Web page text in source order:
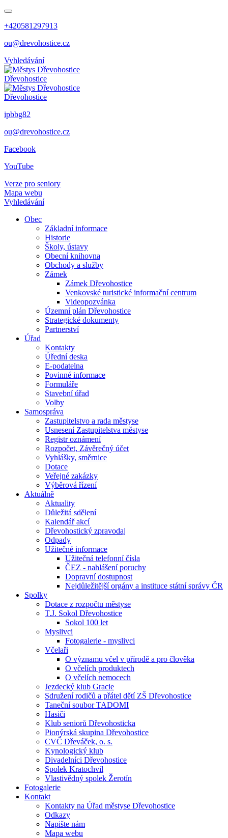
+420581297913
ou@drevohostice.cz
Vyhledávání
Dřevohostice
Dřevohostice
ipbbg82
ou@drevohostice.cz
Facebook
YouTube
Verze pro seniory
Mapa webu
Vyhledávání
Obec
Základní informace
Historie
Školy, ústavy
Obecní knihovna
Obchody a služby
Zámek
Zámek Dřevohostice
Venkovské turistické informační centrum
Videopozvánka
Územní plán Dřevohostice
Strategické dokumenty
Partnerství
Úřad
Kontakty
Úřední deska
E-podatelna
Povinné informace
Formuláře
Stavební úřad
Volby
Samospráva
Zastupitelstvo a rada městyse
Usnesení Zastupitelstva městyse
Registr oznámení
Rozpočet, Závěrečný účet
Vyhlášky, směrnice
Dotace
Veřejné zakázky
Výběrová řízení
Aktuálně
Aktuality
Důležitá sdělení
Kalendář akcí
Dřevohostický zpravodaj
Odpady
Užitečné informace
Užitečná telefonní čísla
ČEZ - nahlášení poruchy
Dopravní dostupnost
Nejdůležitější orgány a instituce státní správy ČR
Spolky
Dotace z rozpočtu městyse
T.J. Sokol Dřevohostice
Sokol 100 let
Myslivci
Fotogalerie - myslivci
Včelaři
O významu včel v přírodě a pro člověka
O včelích produktech
O včelích nemocech
Jezdecký klub Gracie
Sdružení rodičů a přátel dětí ZŠ Dřevohostice
Taneční soubor TADOMI
Hasiči
Klub seniorů Dřevohosticka
Pionýrská skupina Dřevohostice
CVČ Dřeváček, o. s.
Kynologický klub
Divadelníci Dřevohostice
Spolek Kratochvil
Vlastivědný spolek Žerotín
Fotogalerie
Kontakt
Kontakty na Úřad městyse Dřevohostice
Odkazy
Napište nám
Mapa webu